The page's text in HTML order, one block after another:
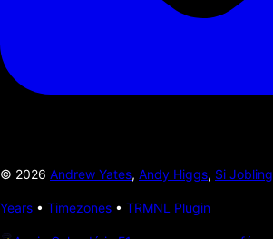
© 2026 Andrew Yates, Andy Higgs, Si Jobling
Years • Timezones • TRMNL Plugin